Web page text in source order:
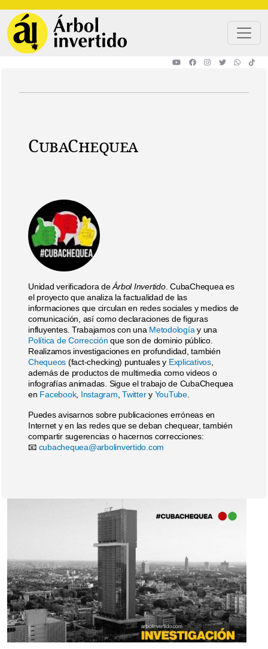
CubaChequea
Unidad verificadora deÁrbol Invertido. CubaChequea es
el proyecto que analiza la factualidad de las
informaciones que circulan en redes sociales y medios de
comunicación, así como declaraciones de figuras
influyentes. Trabajamos con una Metodología y una
Política de Corrección que son de dominio público.
Realizamos investigaciones en profundidad, también
Chequeos (fact-checking) puntuales y Explicativos,
además de productos de multimedia como videos o
infografías animadas. Sigue el trabajo de CubaChequea
en Facebook, Instagram Twittery YouTube.
Puedes avisarnos sobre publicaciones erróneas en
Internet y en las redes que se deban chequear, también
compartir sugerencias o hacernos correcciones:
📧 cubachequea@arbolinvertido.com